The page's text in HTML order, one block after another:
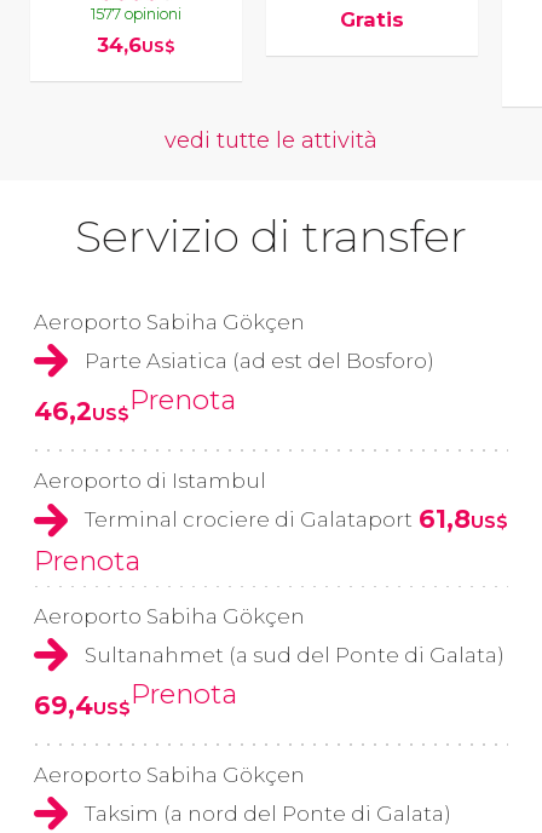
1577 opinioni
34,6US$
Gratis
vedi tutte le attività
Servizio di transfer
Aeroporto Sabiha Gökçen
Parte Asiatica (ad est del Bosforo)
46,2US$Prenota
Aeroporto di Istambul
Terminal crociere di Galataport 61,8US$
Prenota
Aeroporto Sabiha Gökçen
Sultanahmet (a sud del Ponte di Galata)
69,4US$Prenota
Aeroporto Sabiha Gökçen
Taksim (a nord del Ponte di Galata)